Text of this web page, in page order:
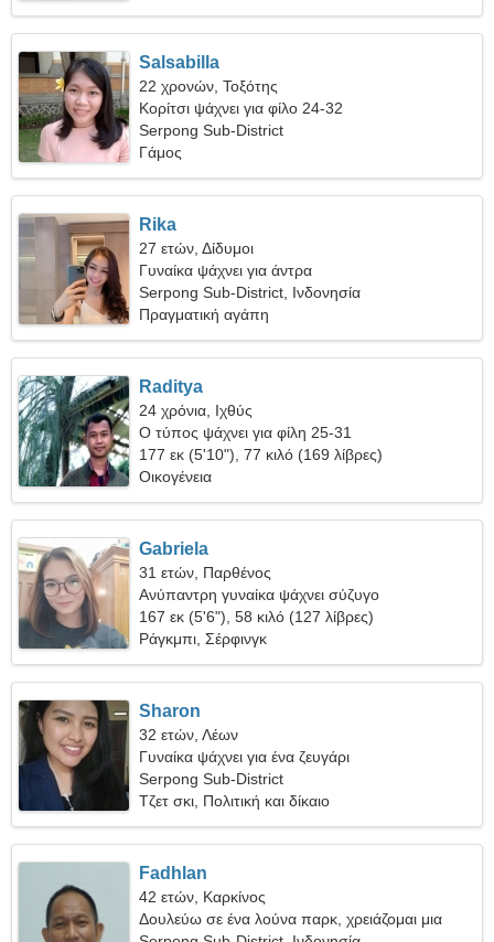
Salsabilla
22 χρονών, Τοξότης
Κορίτσι ψάχνει για φίλο 24-32
Serpong Sub-District
Γάμος
Rika
27 ετών, Δίδυμοι
Γυναίκα ψάχνει για άντρα
Serpong Sub-District, Ινδονησία
Πραγματική αγάπη
Raditya
24 χρόνια, Ιχθύς
Ο τύπος ψάχνει για φίλη 25-31
177 εκ (5'10"), 77 κιλό (169 λίβρες)
Οικογένεια
Gabriela
31 ετών, Παρθένος
Ανύπαντρη γυναίκα ψάχνει σύζυγο
167 εκ (5'6"), 58 κιλό (127 λίβρες)
Ράγκμπι, Σέρφινγκ
Sharon
32 ετών, Λέων
Γυναίκα ψάχνει για ένα ζευγάρι
Serpong Sub-District
Τζετ σκι, Πολιτική και δίκαιο
Fadhlan
42 ετών, Καρκίνος
Δουλεύω σε ένα λούνα παρκ, χρειάζομαι μια